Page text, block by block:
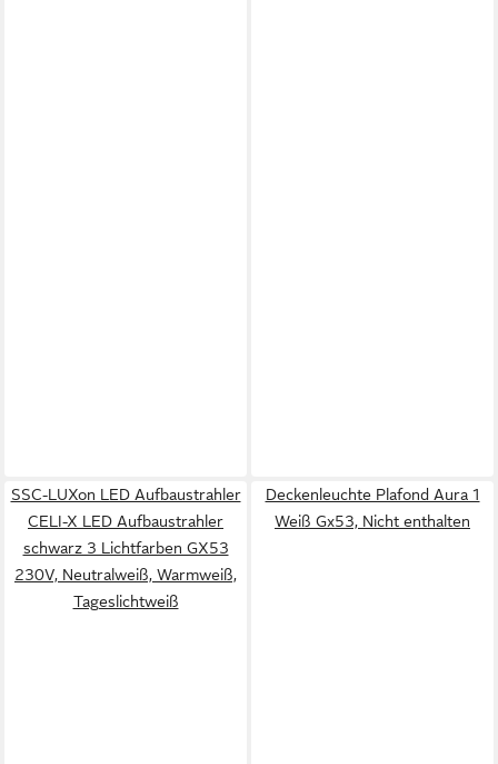
SSC-LUXon LED Aufbaustrahler
CELI-X LED Aufbaustrahler
schwarz 3 Lichtfarben GX53
230V, Neutralweiß, Warmweiß,
Tageslichtweiß
Deckenleuchte Plafond Aura 1
Weiß Gx53, Nicht enthalten